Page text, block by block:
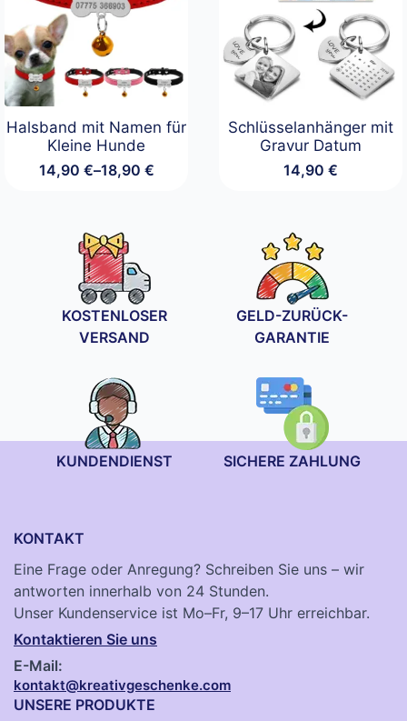
Halsband mit Namen für
Kleine Hunde
14,90 €–18,90 €
Preisspanne:
18,90 €
Schlüsselanhänger mit
Gravur Datum
14,90 €
KOSTENLOSER
VERSAND
GELD-ZURÜCK-
GARANTIE
KUNDENDIENST SICHERE ZAHLUNG
KONTAKT
Eine Frage oder Anregung? Schreiben Sie uns – wir
antworten innerhalb von 24 Stunden.
Unser Kundenservice ist Mo–Fr, 9–17 Uhr erreichbar.
Kontaktieren Sie uns
E-Mail:
kontakt@kreativgeschenke.com
UNSERE PRODUKTE